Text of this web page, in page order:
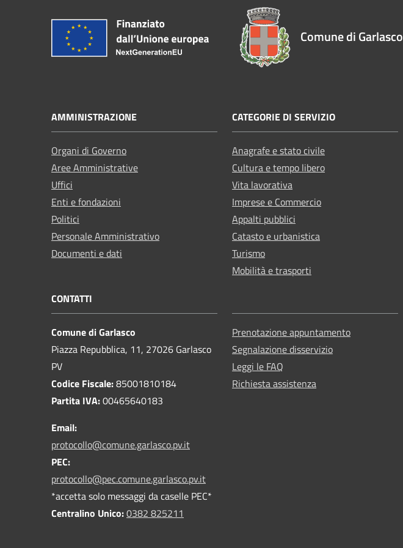
Comune di Garlasco
AMMINISTRAZIONE
Organi di Governo
Aree Amministrative
Uffici
Enti e fondazioni
Politici
Personale Amministrativo
Documenti e dati
CATEGORIE DI SERVIZIO
Anagrafe e stato civile
Cultura e tempo libero
Vita lavorativa
Imprese e Commercio
Appalti pubblici
Catasto e urbanistica
Turismo
Mobilità e trasporti
CONTATTI
Comune di Garlasco
Piazza Repubblica, 11, 27026 Garlasco
PV
Codice Fiscale:85001810184
Partita IVA:00465640183
Email:
protocollo@comune.garlasco.pv.it
PEC:
protocollo@pec.comune.garlasco.pv.it
*accetta solo messaggi da caselle PEC*
Centralino Unico:0382 825211
Prenotazione appuntamento
Segnalazione disservizio
Leggi le FAQ
Richiesta assistenza